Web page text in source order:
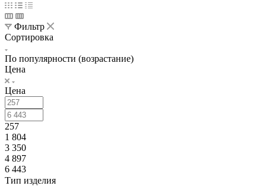
Фильтр
Сортировка
По популярности (возрастание)
Цена
Цена
257
1 804
3 350
4 897
6 443
Тип изделия